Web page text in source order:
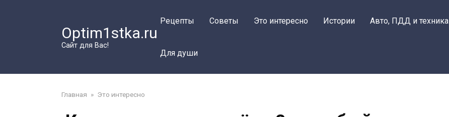
Optim1stka.ru
Сайт для Вас!
Рецепты Советы Это интересно Истории Авто, ПДД и техника
Для души
Главная » Это интересно